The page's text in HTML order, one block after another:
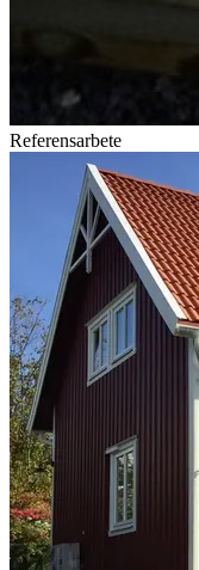
Referensarbete